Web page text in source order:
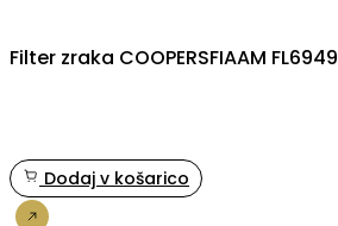
Filter zraka COOPERSFIAAM FL6949
Dodaj v košarico